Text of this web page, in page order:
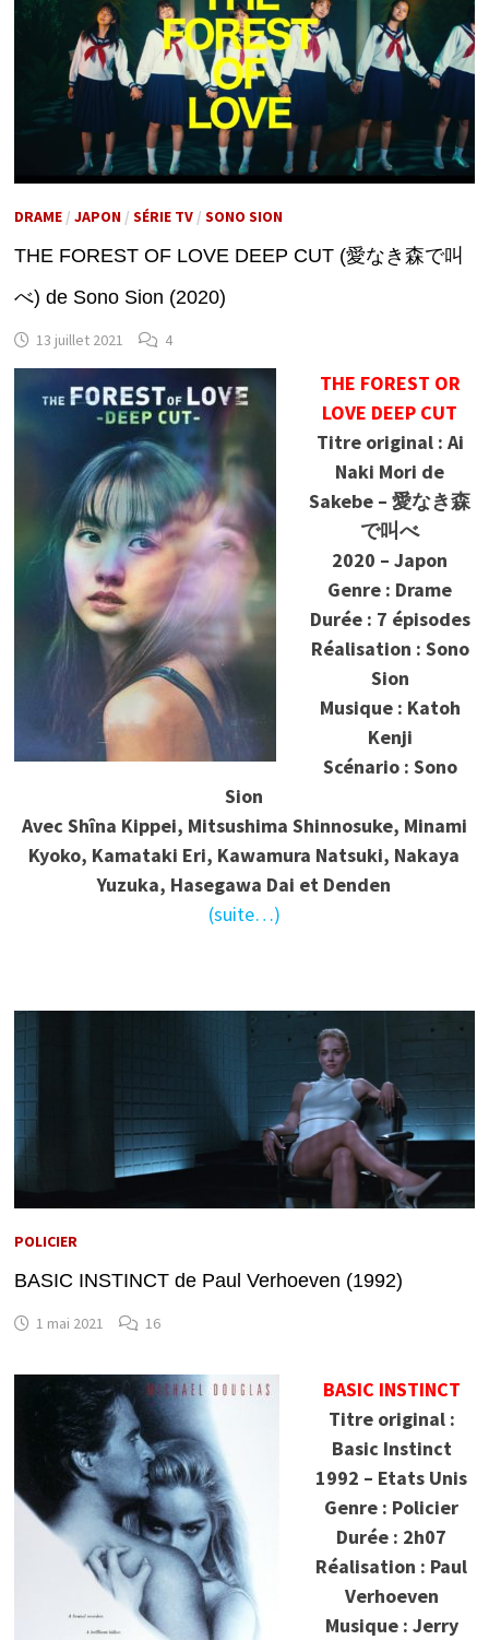
DRAME/ JAPON/ SÉRIE TV/ SONO SION
THE FOREST OF LOVE DEEP CUT (愛なき森で叫
べ) de Sono Sion (2020)
13 juillet 2021 4
THE FOREST OR
LOVE DEEP CUT
Titre original : Ai
Naki Mori de
Sakebe – 愛なき森
で叫べ
2020 – Japon
Genre : Drame
Durée : 7 épisodes
Réalisation : Sono
Sion
Musique : Katoh
Kenji
Scénario : Sono
Sion
Avec Shîna Kippei, Mitsushima Shinnosuke, Minami
Kyoko, Kamataki Eri, Kawamura Natsuki, Nakaya
Yuzuka, Hasegawa Dai et Denden
(suite…)
POLICIER
BASIC INSTINCT de Paul Verhoeven (1992)
1 mai 2021 16
BASIC INSTINCT
Titre original :
Basic Instinct
1992 – Etats Unis
Genre : Policier
Durée : 2h07
Réalisation : Paul
Verhoeven
Musique : Jerry